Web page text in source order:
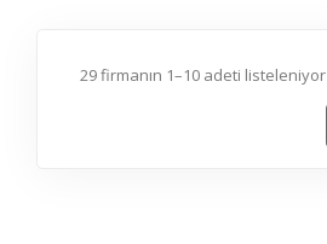
29 firmanın 1–10 adeti listeleniyor